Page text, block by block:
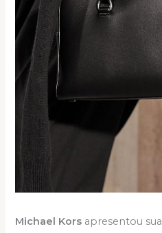
Michael Kors apresentou sua